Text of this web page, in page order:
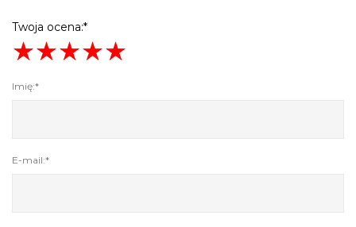
Twoja ocena:*
Imię:*
E-mail:*